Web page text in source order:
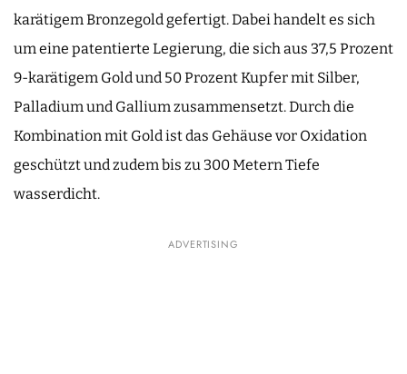
karätigem Bronzegold gefertigt. Dabei handelt es sich
um eine patentierte Legierung, die sich aus 37,5 Prozent
9-karätigem Gold und 50 Prozent Kupfer mit Silber,
Palladium und Gallium zusammensetzt. Durch die
Kombination mit Gold ist das Gehäuse vor Oxidation
geschützt und zudem bis zu 300 Metern Tiefe
wasserdicht.
ADVERTISING